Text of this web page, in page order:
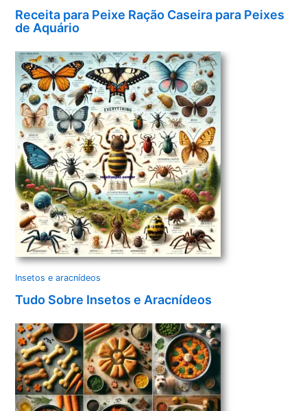
Receita para Peixe Ração Caseira para Peixes
de Aquário
Insetos e aracnídeos
Tudo Sobre Insetos e Aracnídeos